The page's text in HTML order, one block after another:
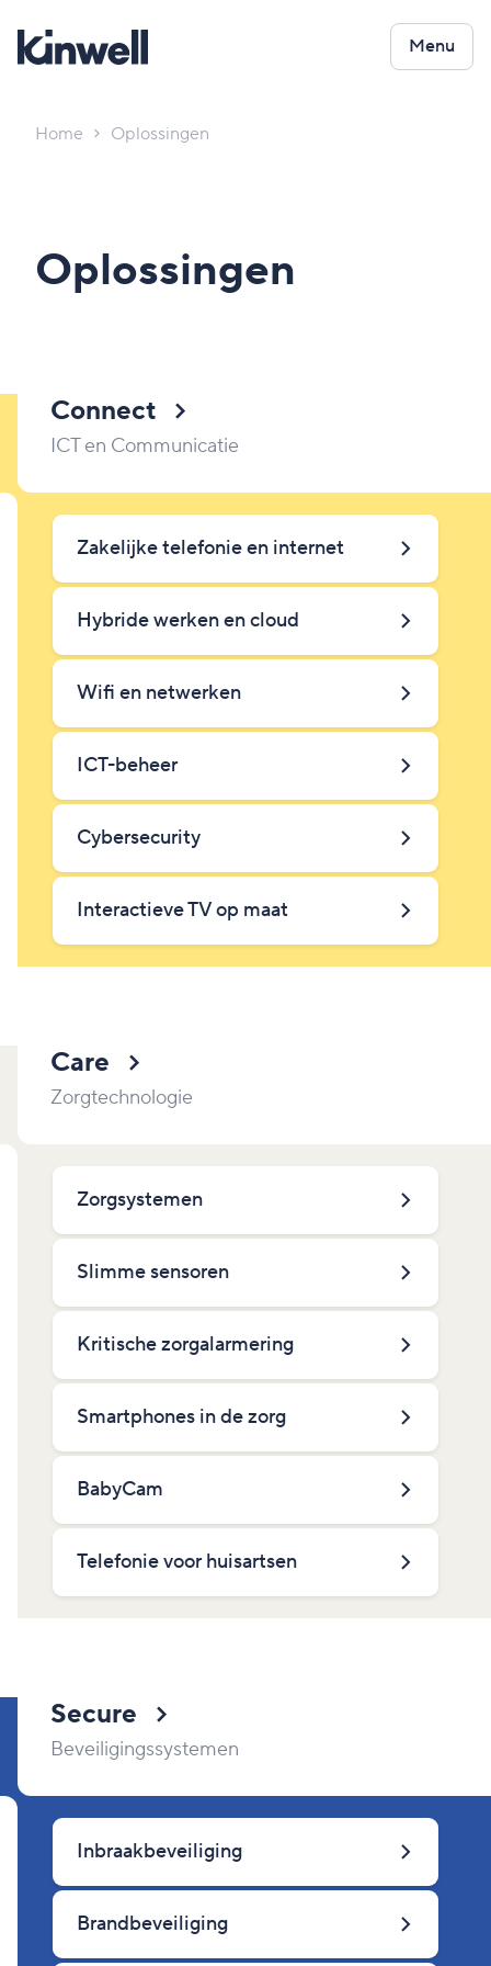
Menu
Home Oplossingen
Oplossingen
Connect
ICT en Communicatie
Zakelijke telefonie en internet
Hybride werken en cloud
Wifi en netwerken
ICT-beheer
Cybersecurity
Interactieve TV op maat
Care
Zorgtechnologie
Zorgsystemen
Slimme sensoren
Kritische zorgalarmering
Smartphones in de zorg
BabyCam
Telefonie voor huisartsen
Secure
Beveiligingssystemen
Inbraakbeveiliging
Brandbeveiliging